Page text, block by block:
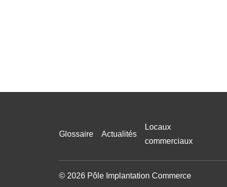
Glossaire Actualités
Locaux
commerciaux
© 2026 Pôle Implantation Commerce